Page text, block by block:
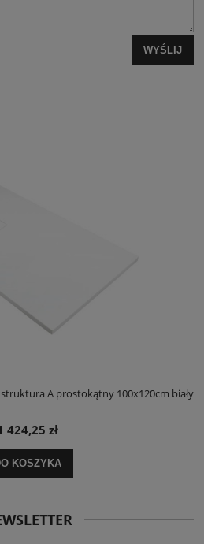
WYŚLIJ
A prostokątny 100x120cm biały
424,25 zł
KOSZYKA